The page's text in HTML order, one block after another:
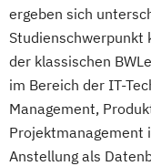
ergeben sich
Studienschwerpunkt
der klassischen
im Bereich der IT-
Management,
Projektmanagement
Anstellung als